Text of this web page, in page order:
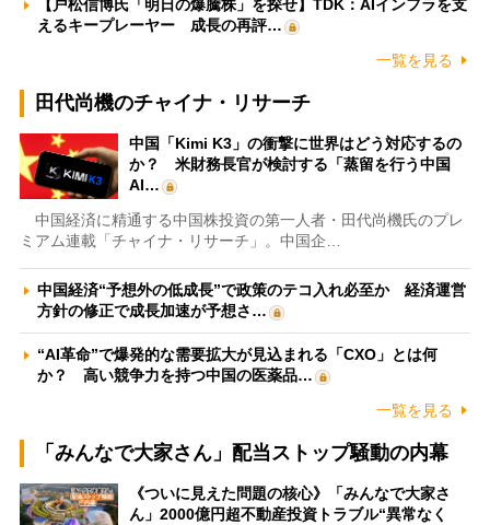
【戸松信博氏「明日の爆騰株」を探せ】TDK：AIインフラを支
えるキープレーヤー 成長の再評…
一覧を見る
田代尚機のチャイナ・リサーチ
中国「Kimi K3」の衝撃に世界はどう対応するの
か？ 米財務長官が検討する「蒸留を行う中国
AI…
中国経済に精通する中国株投資の第一人者・田代尚機氏のプレ
ミアム連載「チャイナ・リサーチ」。中国企…
中国経済“予想外の低成長”で政策のテコ入れ必至か 経済運営
方針の修正で成長加速が予想さ…
“AI革命”で爆発的な需要拡大が見込まれる「CXO」とは何
か？ 高い競争力を持つ中国の医薬品…
一覧を見る
「みんなで大家さん」配当ストップ騒動の内幕
《ついに見えた問題の核心》「みんなで大家さ
ん」2000億円超不動産投資トラブル“異常なく